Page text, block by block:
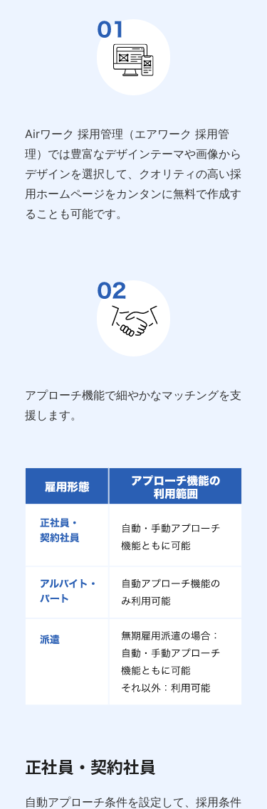
Airワーク 採用管理（エアワーク 採用管
理）では豊富なデザインテーマや画像から
デザインを選択して、クオリティの高い採
用ホームページをカンタンに無料で作成す
ることも可能です。
アプローチ機能で細やかなマッチングを支
援します。
正社員・契約社員
自動アプローチ条件を設定して、採用条件